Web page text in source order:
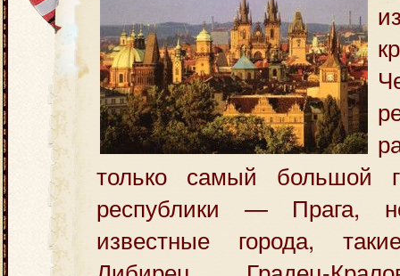
только самый большой
республики — Прага,
известные города,